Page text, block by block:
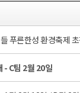
푸른한성 환경축제
- C팀 2월 20일